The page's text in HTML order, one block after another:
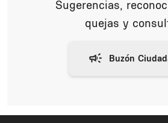
Sugerencias,
quejas y